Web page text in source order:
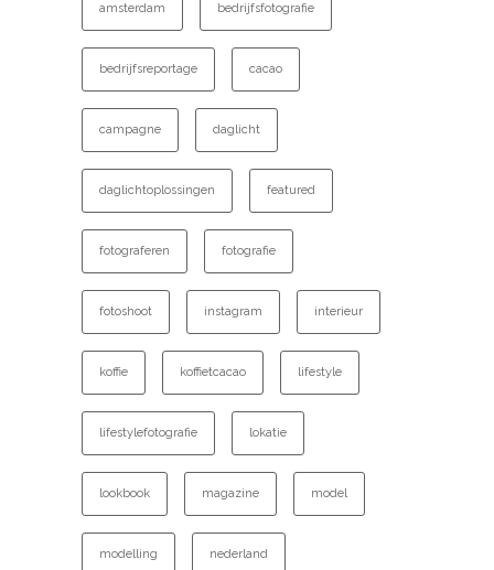
amsterdam bedrijfsfotografie
bedrijfsreportage cacao
campagne daglicht
daglichtoplossingen featured
fotograferen fotografie
fotoshoot instagram interieur
koffie koffietcacao lifestyle
lifestylefotografie lokatie
lookbook magazine model
modelling nederland